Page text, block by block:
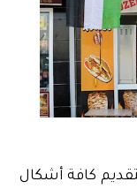
كافة أشكال